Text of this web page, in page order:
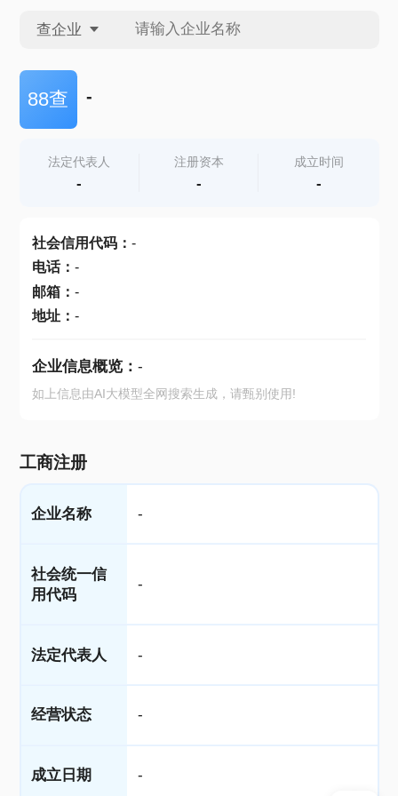
查企业
查企业
查产地
88查 -
法定代表人
-
注册资本
-
成立时间
-
社会信用代码： -
电话： -
邮箱： -
地址： -
企业信息概览： -
如上信息由AI大模型全网搜索生成，请甄别使用!
工商注册
企业名称 -
社会统一信
用代码
-
法定代表人 -
经营状态 -
成立日期 -